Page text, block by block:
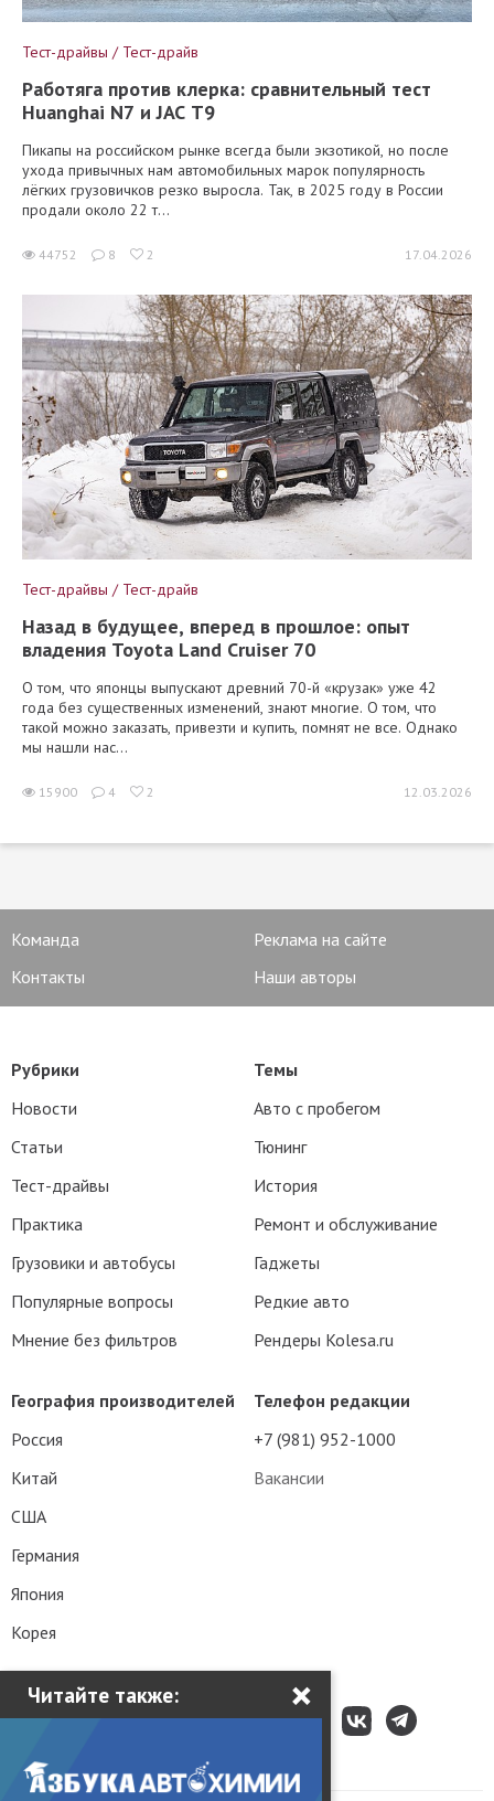
Читайте также: ×
Тест-драйвы / Тест-драйв
Работяга против клерка: сравнительный тест
Huanghai N7 и JAC T9
Пикапы на российском рынке всегда были экзотикой, но после
ухода привычных нам автомобильных марок популярность
лёгких грузовичков резко выросла. Так, в 2025 году в России
продали около 22 т...
44752 8 2 17.04.2026
Тест-драйвы / Тест-драйв
Назад в будущее, вперед в прошлое: опыт
владения Toyota Land Cruiser 70
О том, что японцы выпускают древний 70-й «крузак» уже 42
года без существенных изменений, знают многие. О том, что
такой можно заказать, привезти и купить, помнят не все. Однако
мы нашли нас...
15900 4 2 12.03.2026
Команда
Реклама на сайте
Контакты
Наши авторы
Телефон редакции
+7 (981) 952-1000
Вакансии
Рубрики
Новости
Статьи
Тест-драйвы
Практика
Грузовики и автобусы
Популярные вопросы
Мнение без фильтров
Темы
Авто с пробегом
Тюнинг
История
Ремонт и обслуживание
Гаджеты
Редкие авто
Рендеры Kolesa.ru
География производителей
Россия
Китай
США
Германия
Япония
Корея